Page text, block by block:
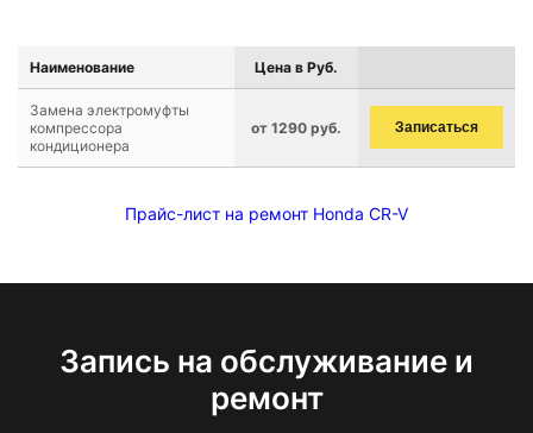
Наименование Цена в Руб.
Замена электромуфты
компрессора
кондиционера
от 1290 руб. Записаться
Прайс-лист на ремонт Honda CR-V
Запись на обслуживание и
ремонт